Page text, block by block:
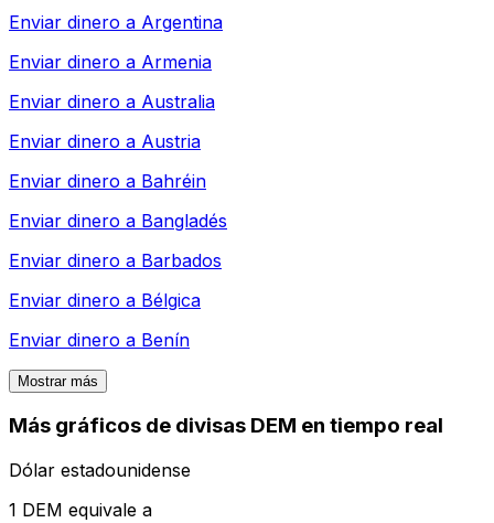
Enviar dinero a Argentina
Enviar dinero a Armenia
Enviar dinero a Australia
Enviar dinero a Austria
Enviar dinero a Bahréin
Enviar dinero a Bangladés
Enviar dinero a Barbados
Enviar dinero a Bélgica
Enviar dinero a Benín
Mostrar más
Más gráficos de divisas DEM en tiempo real
Dólar estadounidense
1 DEM equivale a